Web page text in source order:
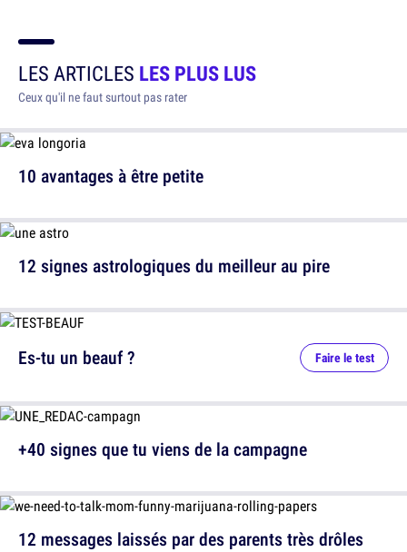
LES ARTICLES LES PLUS LUS
Ceux qu'il ne faut surtout pas rater
10 avantages à être petite
12 signes astrologiques du meilleur au pire
12 messages laissés par des parents très drôles
Es-tu un beauf ? Faire le test
+40 signes que tu viens de la campagne